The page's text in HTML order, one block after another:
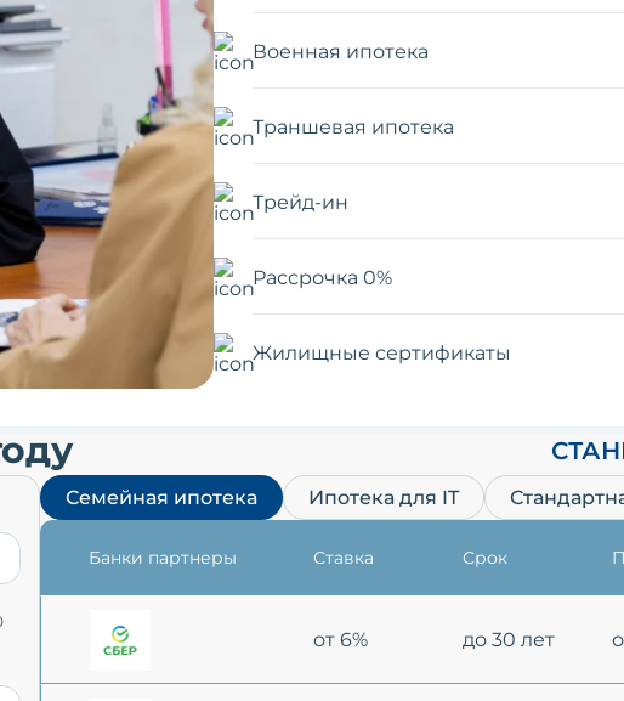
Военная ипотека
Траншевая ипотека
Трейд-ин
Рассрочка 0%
Жилищные сертификаты
Семейная ипотека Ипотека для IT
Банки партнеры Ставка Срок
от 6% до 30 лет